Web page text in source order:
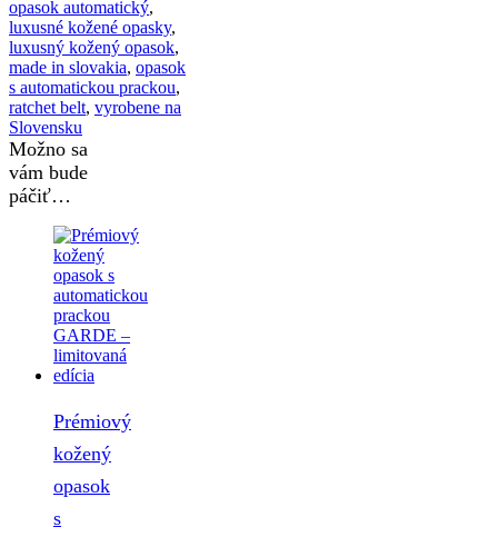
opasok automatický,
luxusné kožené opasky,
luxusný kožený opasok,
made in slovakia, opasok
s automatickou prackou,
ratchet belt, vyrobene na
Slovensku
Možno sa
vám bude
páčiť…
Prémiový
kožený
opasok
s